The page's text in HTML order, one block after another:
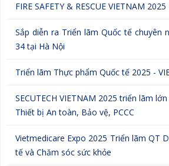
FIRE SAFETY & RESCUE VIETNAM 2025
Sắp diễn ra Triển lãm Quốc tế chuyên
34 tại Hà Nội
Triển lãm Thực phẩm Quốc tế 2025 -
SECUTECH VIETNAM 2025 triển lãm
Thiết bị An toàn, Bảo vệ, PCCC
Vietmedicare Expo 2025 Triển lãm QT
tế và Chăm sóc sức khỏe